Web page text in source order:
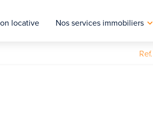
locative Nos services immobiliers